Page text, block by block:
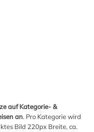
auf Kategorie- &
an. Pro Kategorie wird
Bild 220px Breite, ca.